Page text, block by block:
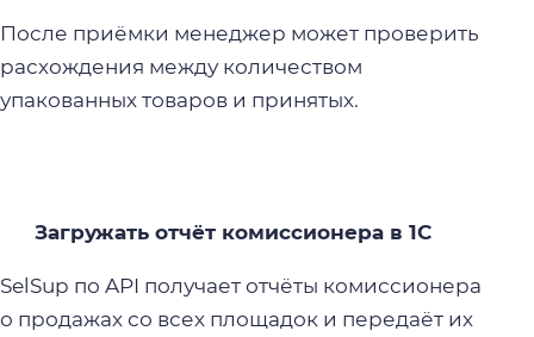
После приёмки менеджер может проверить
расхождения между количеством
упакованных товаров и принятых.
Загружать отчёт комиссионера в 1С
SelSup по API получает отчёты комиссионера
о продажах со всех площадок и передаёт их